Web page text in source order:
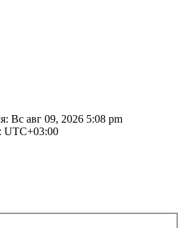
Вс авг 09, 2026 5:08 pm
UTC+03:00